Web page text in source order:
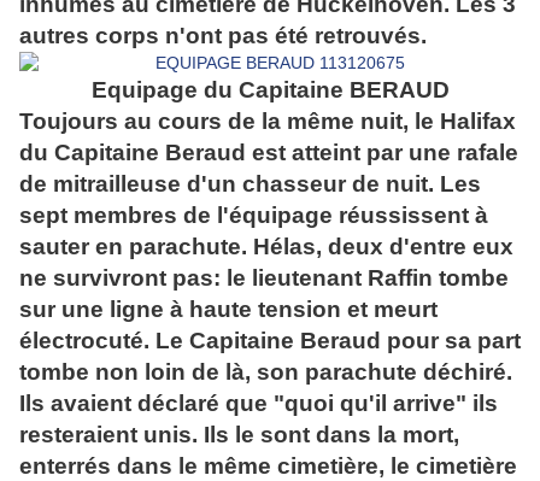
autres corps n'ont pas été retrouvés.
Equipage du Capitaine BERAUD
Toujours au cours de la même nuit, le Halifax
du Capitaine Beraud est atteint par une rafale
de mitrailleuse d'un chasseur de nuit. Les
sept membres de l'équipage réussissent à
sauter en parachute. Hélas, deux d'entre eux
ne survivront pas: le lieutenant Raffin tombe
sur une ligne à haute tension et meurt
électrocuté. Le Capitaine Beraud pour sa part
tombe non loin de là, son parachute déchiré.
Ils avaient déclaré que "quoi qu'il arrive" ils
resteraient unis. Ils le sont dans la mort,
enterrés dans le même cimetière, le cimetière